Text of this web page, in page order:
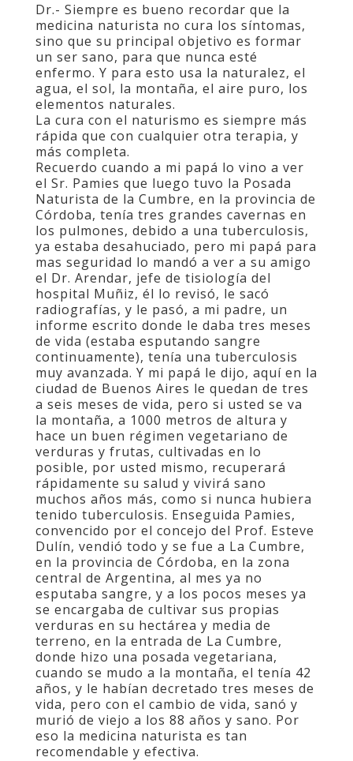
Dr.- Siempre es bueno recordar que la
medicina naturista no cura los síntomas,
sino que su principal objetivo es formar
un ser sano, para que nunca esté
enfermo. Y para esto usa la naturalez, el
agua, el sol, la montaña, el aire puro, los
elementos naturales.
La cura con el naturismo es siempre más
rápida que con cualquier otra terapia, y
más completa.
Recuerdo cuando a mi papá lo vino a ver
el Sr. Pamies que luego tuvo la Posada
Naturista de la Cumbre, en la provincia de
Córdoba, tenía tres grandes cavernas en
los pulmones, debido a una tuberculosis,
ya estaba desahuciado, pero mi papá para
mas seguridad lo mandó a ver a su amigo
el Dr. Arendar, jefe de tisiología del
hospital Muñiz, él lo revisó, le sacó
radiografías, y le pasó, a mi padre, un
informe escrito donde le daba tres meses
de vida (estaba esputando sangre
continuamente), tenía una tuberculosis
muy avanzada. Y mi papá le dijo, aquí en la
ciudad de Buenos Aires le quedan de tres
a seis meses de vida, pero si usted se va
la montaña, a 1000 metros de altura y
hace un buen régimen vegetariano de
verduras y frutas, cultivadas en lo
posible, por usted mismo, recuperará
rápidamente su salud y vivirá sano
muchos años más, como si nunca hubiera
tenido tuberculosis. Enseguida Pamies,
convencido por el concejo del Prof. Esteve
Dulín, vendió todo y se fue a La Cumbre,
en la provincia de Córdoba, en la zona
central de Argentina, al mes ya no
esputaba sangre, y a los pocos meses ya
se encargaba de cultivar sus propias
verduras en su hectárea y media de
terreno, en la entrada de La Cumbre,
donde hizo una posada vegetariana,
cuando se mudo a la montaña, el tenía 42
años, y le habían decretado tres meses de
vida, pero con el cambio de vida, sanó y
murió de viejo a los 88 años y sano. Por
eso la medicina naturista es tan
recomendable y efectiva.